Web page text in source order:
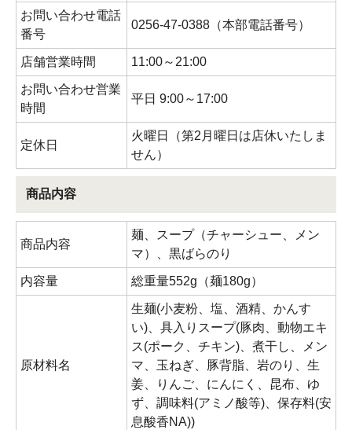
お問い合わせ電話
番号
0256-47-0388（本部電話番号）
店舗営業時間 11:00～21:00
お問い合わせ営業
時間
平日 9:00～17:00
定休日
火曜日（第2月曜日は店休いたしま
せん）
商品内容
商品内容
麺、スープ（チャーシュー、メン
マ）、黒ばらのり
内容量 総重量552g（麺180g）
原材料名
生麺(小麦粉、塩、酒精、かんす
い)、具入りスープ(豚肉、動物エキ
ス(ポーク、チキン)、煮干し、メン
マ、玉ねぎ、豚背脂、岩のり、生
姜、りんご、にんにく、昆布、ゆ
ず、調味料(アミノ酸等)、保存料(安
息酸香NA))